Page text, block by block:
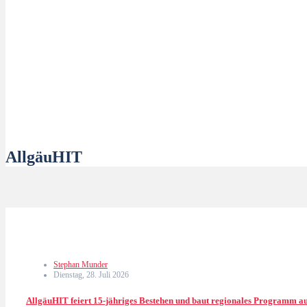
AllgäuHIT
Stephan Munder
Dienstag, 28. Juli 2026
AllgäuHIT feiert 15-jähriges Bestehen und baut regionales Programm